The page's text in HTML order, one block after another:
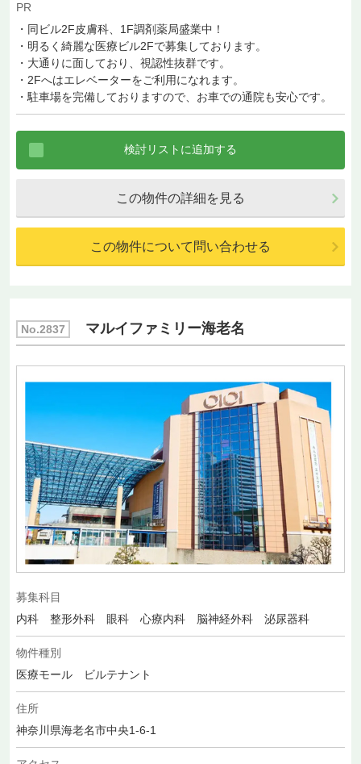
PR
・同ビル2F皮膚科、1F調剤薬局盛業中！
・明るく綺麗な医療ビル2Fで募集しております。
・大通りに面しており、視認性抜群です。
・2Fへはエレベーターをご利用になれます。
・駐車場を完備しておりますので、お車での通院も安心です。
この物件の詳細を見る
この物件について問い合わせる
No.2837 マルイファミリー海老名
募集科目
内科 整形外科 眼科 心療内科 脳神経外科 泌尿器科
物件種別
医療モール ビルテナント
住所
神奈川県海老名市中央1-6-1